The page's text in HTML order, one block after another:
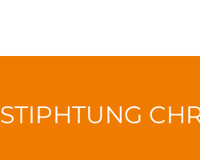
STIPHTUNG